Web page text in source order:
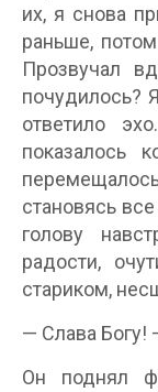
их, я снова
раньше,
Прозвучал
почудилось?
ответило
показалось
становясь
голову
радости,
стариком,
— Слава Богу!
Он поднял